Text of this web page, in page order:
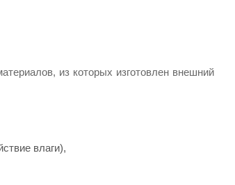
из которых изготовлен внешний
влаги),